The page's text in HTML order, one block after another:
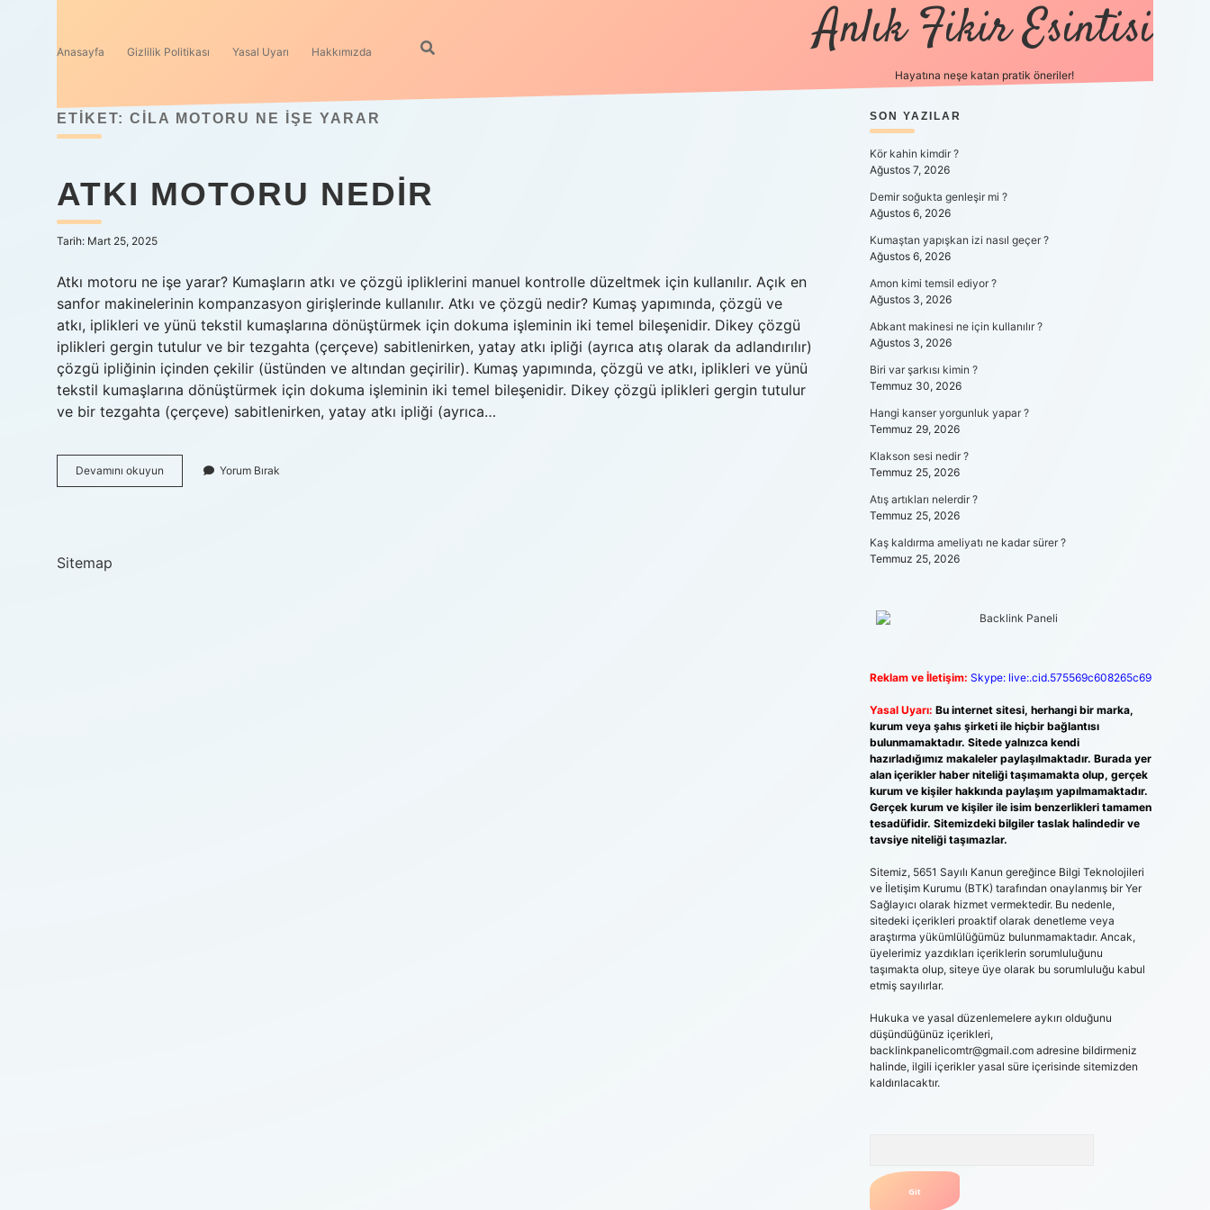
Anasayfa Gizlilik Politikası Yasal Uyarı Hakkımızda Anlık Fikir Esintisi
Hayatına neşe katan pratik öneriler!
ETIKET: CILA MOTORU NE IŞE YARAR
ATKI MOTORU NEDIR
Tarih: Mart 25, 2025
Atkı motoru ne işe yarar? Kumaşların atkı ve çözgü ipliklerini manuel kontrolle düzeltmek için kullanılır. Açık en
sanfor makinelerinin kompanzasyon girişlerinde kullanılır. Atkı ve çözgü nedir? Kumaş yapımında, çözgü ve
atkı, iplikleri ve yünü tekstil kumaşlarına dönüştürmek için dokuma işleminin iki temel bileşenidir. Dikey çözgü
iplikleri gergin tutulur ve bir tezgahta (çerçeve) sabitlenirken, yatay atkı ipliği (ayrıca atış olarak da adlandırılır)
çözgü ipliğinin içinden çekilir (üstünden ve altından geçirilir). Kumaş yapımında, çözgü ve atkı, iplikleri ve yünü
tekstil kumaşlarına dönüştürmek için dokuma işleminin iki temel bileşenidir. Dikey çözgü iplikleri gergin tutulur
ve bir tezgahta (çerçeve) sabitlenirken, yatay atkı ipliği (ayrıca…
Devamını okuyun
Motoru
Yorum Bırak
Sitemap
SIDEBAR
SON YAZILAR
Kör kahin kimdir ?
Ağustos 7, 2026
Demir soğukta genleşir mi ?
Ağustos 6, 2026
Kumaştan yapışkan izi nasıl geçer ?
Ağustos 6, 2026
Amon kimi temsil ediyor ?
Ağustos 3, 2026
Abkant makinesi ne için kullanılır ?
Ağustos 3, 2026
Biri var şarkısı kimin ?
Temmuz 30, 2026
Hangi kanser yorgunluk yapar ?
Temmuz 29, 2026
Klakson sesi nedir ?
Temmuz 25, 2026
Atış artıkları nelerdir ?
Temmuz 25, 2026
Kaş kaldırma ameliyatı ne kadar sürer ?
Temmuz 25, 2026
Reklam ve İletişim: Skype: live:.cid.575569c608265c69
Yasal Uyarı: Bu internet sitesi, herhangi bir marka,
kurum veya şahıs şirketi ile hiçbir bağlantısı
bulunmamaktadır. Sitede yalnızca kendi
hazırladığımız makaleler paylaşılmaktadır. Burada yer
alan içerikler haber niteliği taşımamakta olup, gerçek
kurum ve kişiler hakkında paylaşım yapılmamaktadır.
Gerçek kurum ve kişiler ile isim benzerlikleri tamamen
tesadüfidir. Sitemizdeki bilgiler taslak halindedir ve
tavsiye niteliği taşımazlar.
Sitemiz, 5651 Sayılı Kanun gereğince Bilgi Teknolojileri
ve İletişim Kurumu (BTK) tarafından onaylanmış bir Yer
Sağlayıcı olarak hizmet vermektedir. Bu nedenle,
sitedeki içerikleri proaktif olarak denetleme veya
araştırma yükümlülüğümüz bulunmamaktadır. Ancak,
üyelerimiz yazdıkları içeriklerin sorumluluğunu
taşımakta olup, siteye üye olarak bu sorumluluğu kabul
etmiş sayılırlar.
Hukuka ve yasal düzenlemelere aykırı olduğunu
düşündüğünüz içerikleri,
backlinkpanelicomtr@gmail.comadresine bildirmeniz
halinde, ilgili içerikler yasal süre içerisinde sitemizden
kaldırılacaktır.